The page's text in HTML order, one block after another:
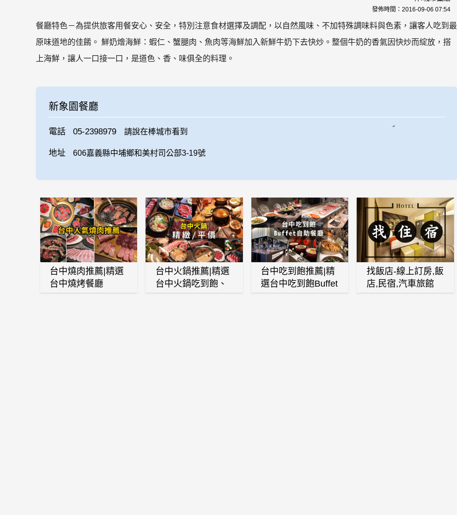
發佈時間： 2016-09-06 07:54
餐廳特色－為提供旅客用餐安心、安全，特別注意食材選擇及調配，以自然風味、不加特殊調味料與色素，讓客人吃到最
原味道地的佳餚。 鮮奶燴海鮮：蝦仁、蟹腿肉、魚肉等海鮮加入新鮮牛奶下去快炒。整個牛奶的香氣因快炒而綻放，搭
上海鮮，讓人一口接一口，是道色、香、味俱全的料理。
新象園餐廳
電話 05-2398979 請說在棒城市看到
地址 606嘉義縣中埔鄉和美村司公部3-19號
台中燒肉推薦|精選
台中燒烤餐廳
台中火鍋推薦|精選
台中火鍋吃到飽、
台中吃到飽推薦|精
選台中吃到飽Buffet
找飯店-線上訂房,飯
店,民宿,汽車旅館